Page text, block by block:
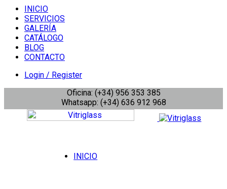
INICIO
SERVICIOS
GALERÍA
CATÁLOGO
BLOG
CONTACTO
Login / Register
Oficina: (+34) 956 353 385
Whatsapp: (+34) 636 912 968
INICIO